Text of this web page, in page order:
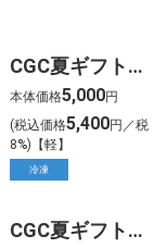
CGC夏ギフト【1302】ガレープレミアムアイスクリーム(12個)
本体価格5,000円
(税込価格5,400円／税
8%)【軽】
冷凍
CGC夏ギフト【1401】ホシフルーツ 吉野の本葛いちご氷 Sharuru(6個)